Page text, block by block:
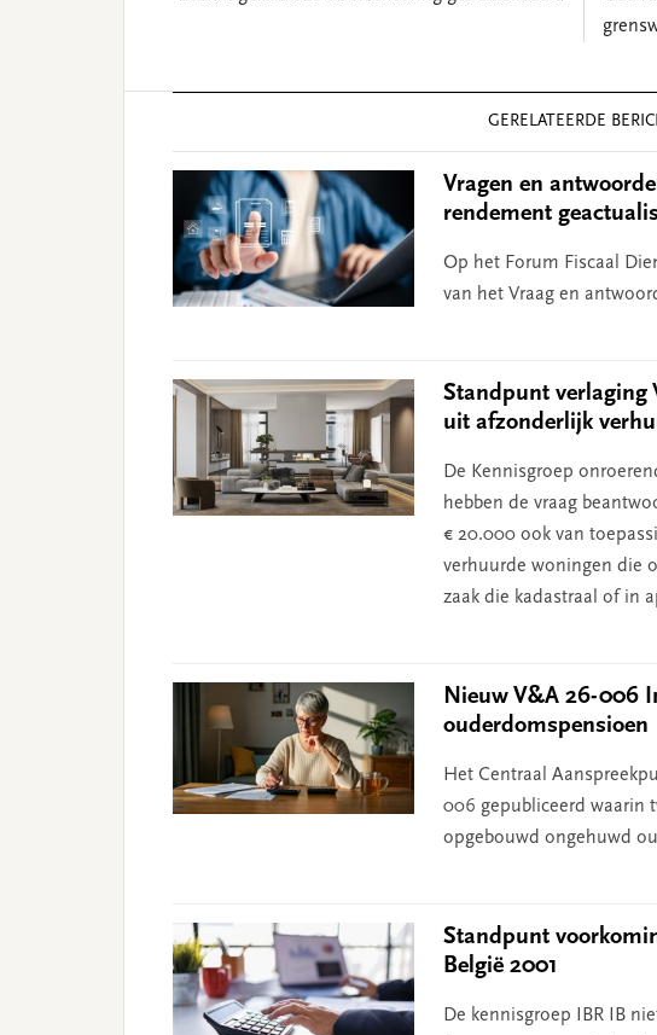
GERELATEERDE
Vragen en
rendement
Op het Forum Fiscaal
van het Vraag en
Standpunt verlaging
uit afzonderlijk
De Kennisgroep
hebben de vraag
€ 20.000 ook van
verhuurde woningen die
zaak die kadastraal of in
Nieuw V&A 26-006
ouderdomspensioen
Het Centraal
006 gepubliceerd waarin
opgebouwd ongehuwd
Standpunt
België 2001
De kennisgroep IBR IB